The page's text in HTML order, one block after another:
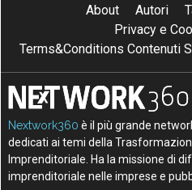
About Autori
Privacy e
Terms&Conditions Contenuti
Nextwork360 è il più grande
dedicati ai temi della
Imprenditoriale. Ha la missione di
imprenditoriale nelle imprese e